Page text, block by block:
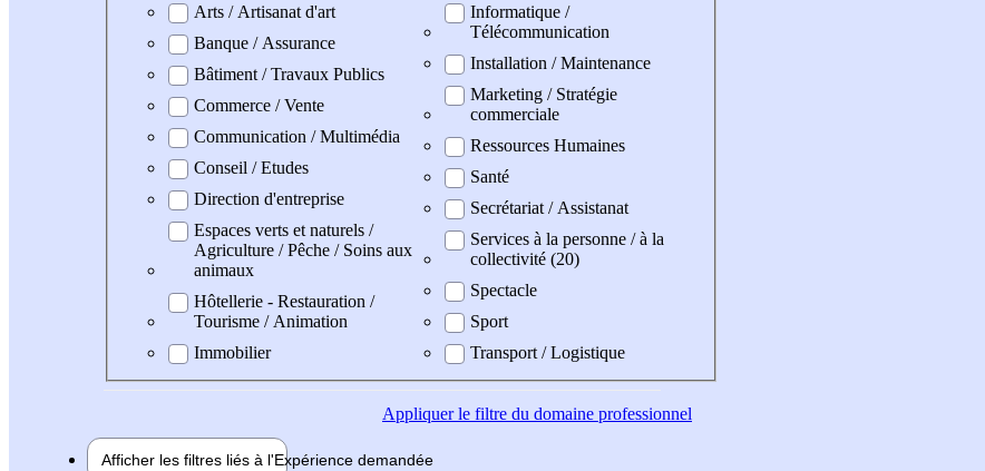
Arts / Artisanat d'art
Banque / Assurance
Bâtiment / Travaux Publics
Commerce / Vente
Communication / Multimédia
Conseil / Etudes
Direction d'entreprise
Espaces verts et naturels /
Agriculture / Pêche / Soins aux
animaux
Hôtellerie - Restauration /
Tourisme / Animation
Immobilier
Informatique /
Télécommunication
Installation / Maintenance
Marketing / Stratégie
commerciale
Ressources Humaines
Santé
Secrétariat / Assistanat
Services à la personne / à la
collectivité (20)
Spectacle
Sport
Transport / Logistique
Appliquerle filtre du domaine professionnel
Afficher les filtres liés à l'Expérience demandée